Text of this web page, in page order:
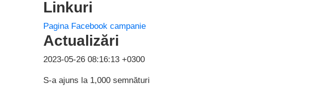
Linkuri
Pagina Facebook campanie
Actualizări
2023-05-26 08:16:13 +0300
S-a ajuns la 1,000 semnături